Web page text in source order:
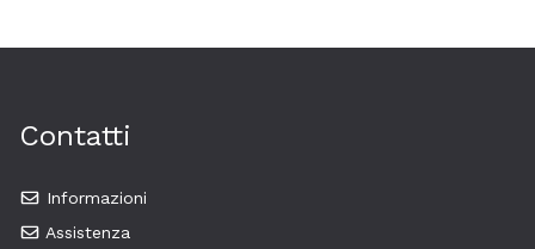
Contatti
Informazioni
Assistenza